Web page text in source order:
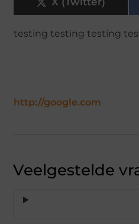
testing testing testing
http://google.com
Veelgestelde